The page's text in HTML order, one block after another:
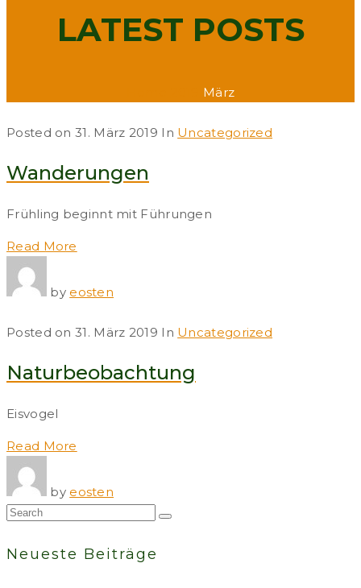
LATEST POSTS
März
Posted on 31. März 2019 In Uncategorized
Wanderungen
Frühling beginnt mit Führungen
Read More
by eosten
Posted on 31. März 2019 In Uncategorized
Naturbeobachtung
Eisvogel
Read More
by eosten
Neueste Beiträge